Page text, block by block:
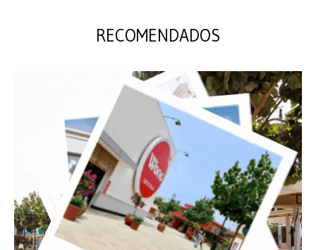
RECOMENDADOS